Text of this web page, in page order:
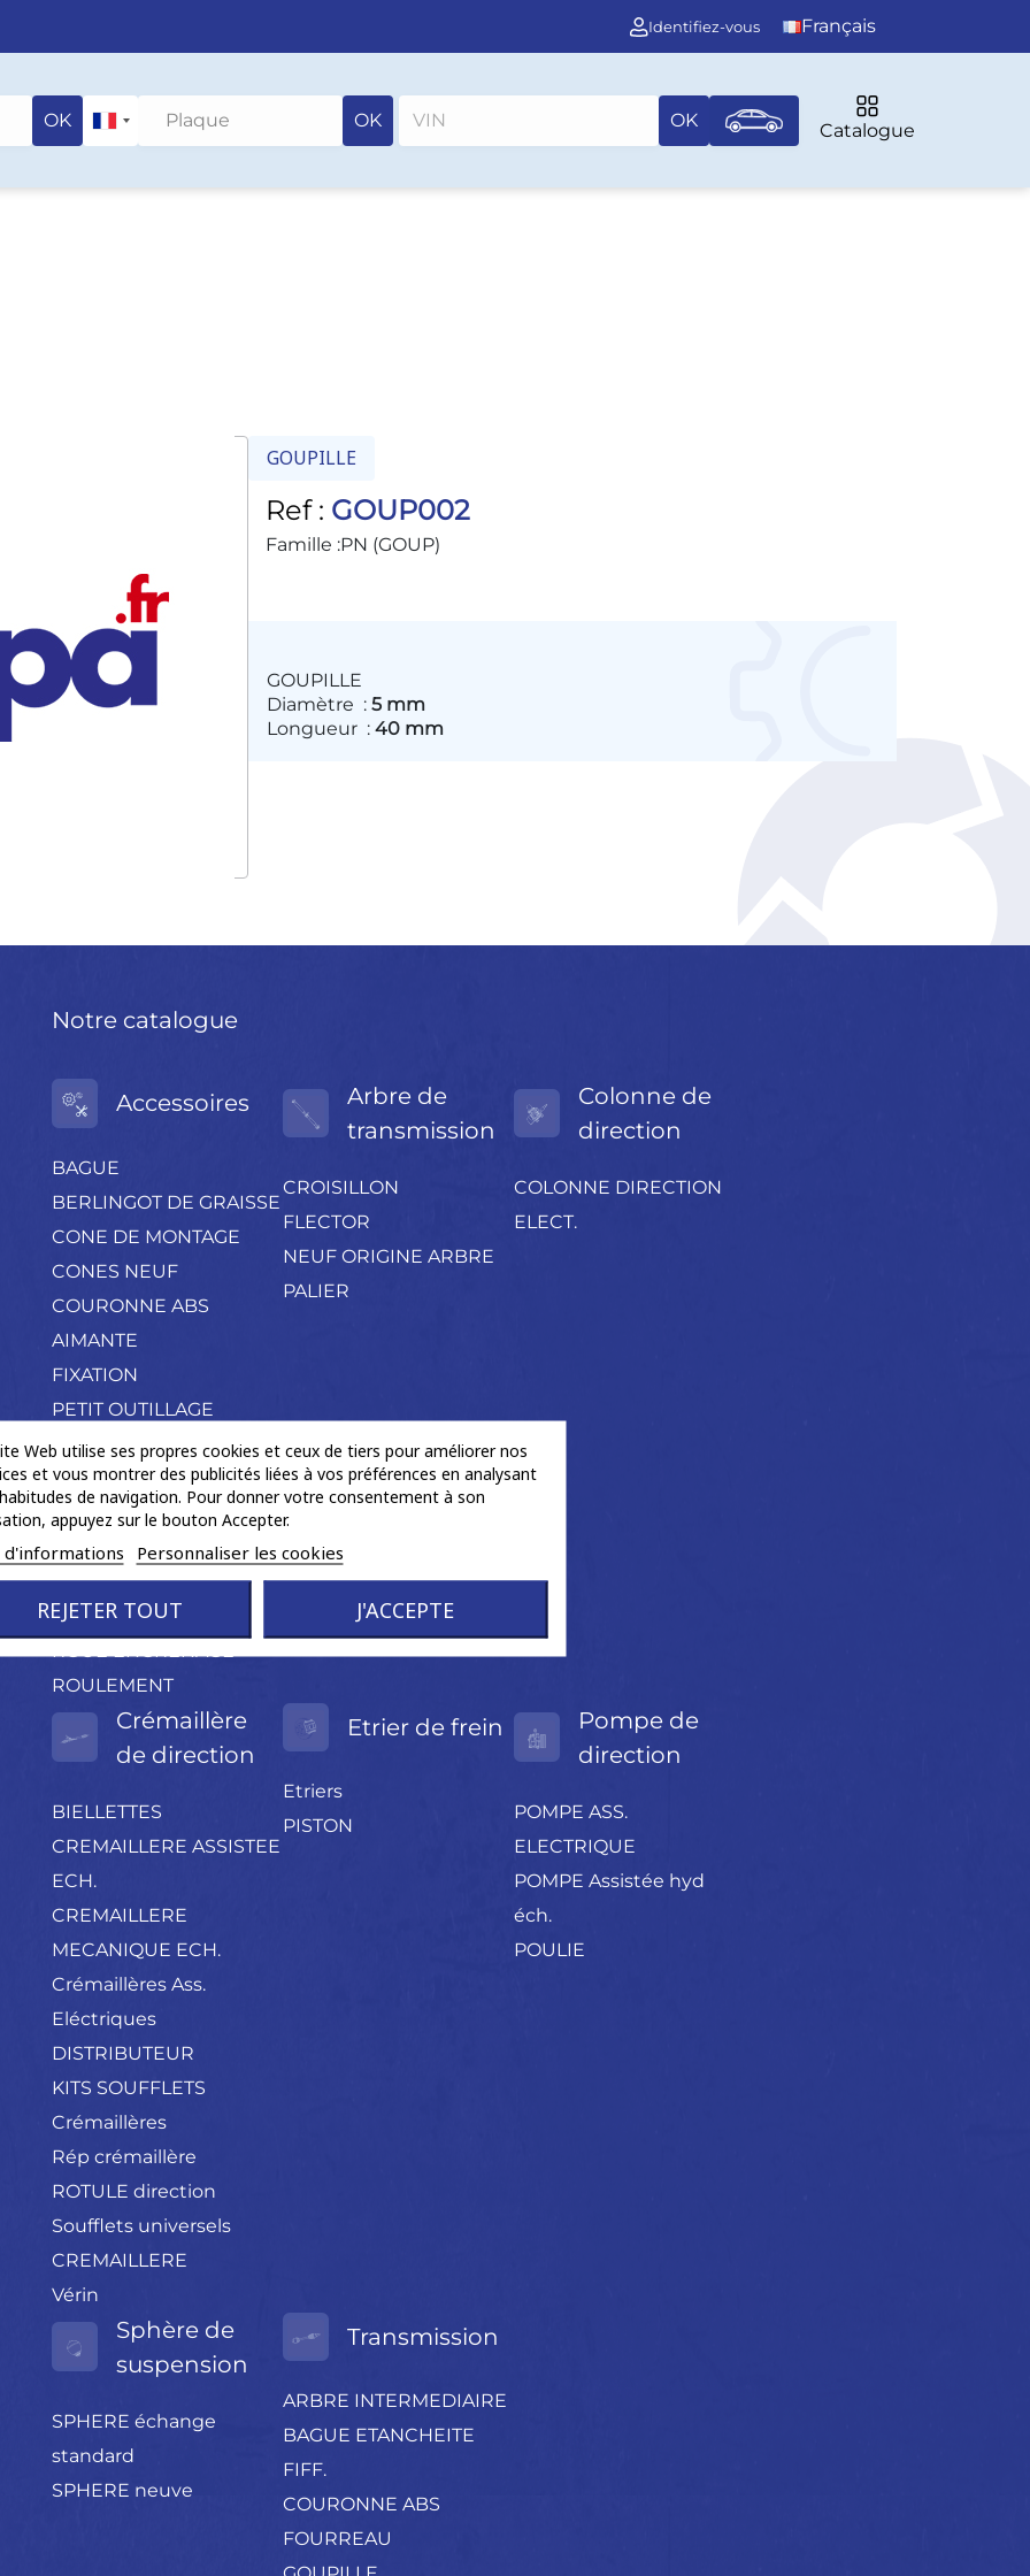
Identifiez-vous Français
Web utilise ses propres cookies et ceux de tiers pour améliorer nos
et vous montrer des publicités liées à vos préférences en analysant
de navigation. Pour donner votre consentement à son
appuyez sur le bouton Accepter.
d'informations Personnaliser les cookies
REJETER TOUT J'ACCEPTE
OK OK OK Catalogue
GOUPILLE
Ref : GOUP002
Famille :PN (GOUP)
GOUPILLE
Diamètre : 5 mm
Longueur : 40 mm
Notre catalogue
Accessoires
BAGUE
BERLINGOT DE GRAISSE
CONE DE MONTAGE
CONES NEUF
COURONNE ABS
AIMANTE
FIXATION
PETIT OUTILLAGE
POCHETTE
ACCESSOIRES
Produits négoce divers
PROTECTION
CAOUTCHOUC
RESSORT
ROULEMENT
Arbre de
transmission
CROISILLON
FLECTOR
NEUF ORIGINE ARBRE
PALIER
Colonne de
direction
COLONNE DIRECTION
ELECT.
Crémaillère
de direction
BIELLETTES
CREMAILLERE ASSISTEE
ECH.
CREMAILLERE
MECANIQUE ECH.
Crémaillères Ass.
Eléctriques
DISTRIBUTEUR
KITS SOUFFLETS
Crémaillères
Rép crémaillère
ROTULE direction
Soufflets universels
CREMAILLERE
Vérin
Etrier de frein
Etriers
PISTON
Pompe de
direction
POMPE ASS.
ELECTRIQUE
POMPE Assistée hyd
éch.
POULIE
Sphère de
suspension
SPHERE échange
standard
SPHERE neuve
Transmission
ARBRE INTERMEDIAIRE
BAGUE ETANCHEITE
FIFF.
COURONNE ABS
FOURREAU